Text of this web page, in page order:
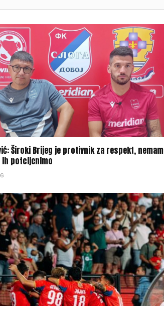
Široki Brijeg je protivnik za respekt,
ih potcijenimo